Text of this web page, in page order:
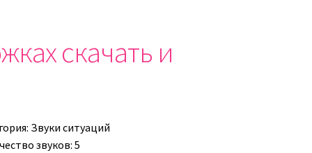
скачать и
Звуки ситуаций
звуков: 5